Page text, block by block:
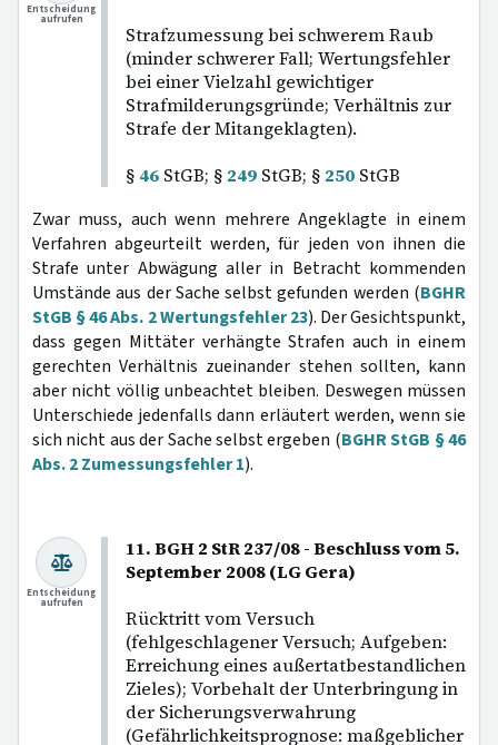
Strafzumessung bei schwerem Raub
(minder schwerer Fall; Wertungsfehler
bei einer Vielzahl gewichtiger
Strafmilderungsgründe; Verhältnis zur
Strafe der Mitangeklagten).
§ 46 StGB; § 249 StGB; § 250 StGB
Entscheidung
aufrufen
Zwar muss, auch wenn mehrere Angeklagte in einem
Verfahren abgeurteilt werden, für jeden von ihnen die
Strafe unter Abwägung aller in Betracht kommenden
Umstände aus der Sache selbst gefunden werden (BGHR
StGB § 46 Abs. 2 Wertungsfehler 23). Der Gesichtspunkt,
dass gegen Mittäter verhängte Strafen auch in einem
gerechten Verhältnis zueinander stehen sollten, kann
aber nicht völlig unbeachtet bleiben. Deswegen müssen
Unterschiede jedenfalls dann erläutert werden, wenn sie
sich nicht aus der Sache selbst ergeben (BGHR StGB § 46
Abs. 2 Zumessungsfehler 1).
11. BGH 2 StR 237/08 - Beschluss vom 5.
September 2008 (LG Gera)
Rücktritt vom Versuch
(fehlgeschlagener Versuch; Aufgeben:
Erreichung eines außertatbestandlichen
Zieles); Vorbehalt der Unterbringung in
der Sicherungsverwahrung
(Gefährlichkeitsprognose: maßgeblicher
Entscheidung
aufrufen